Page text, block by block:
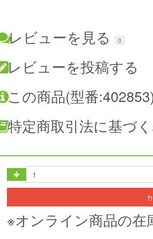
レビューを見る 0
レビューを投稿する
この商品(型番
特定商取引法に基づ
※オンライン商品の